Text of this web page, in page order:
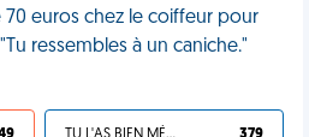
euros chez le coiffeur pour
ressembles à un caniche."